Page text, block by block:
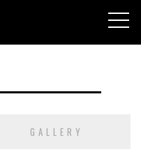
GALLERY